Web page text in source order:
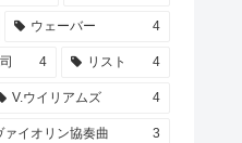
ウェーバー 4
4 リスト 4
V.ウイリアムズ 4
ァイオリン協奏曲 3